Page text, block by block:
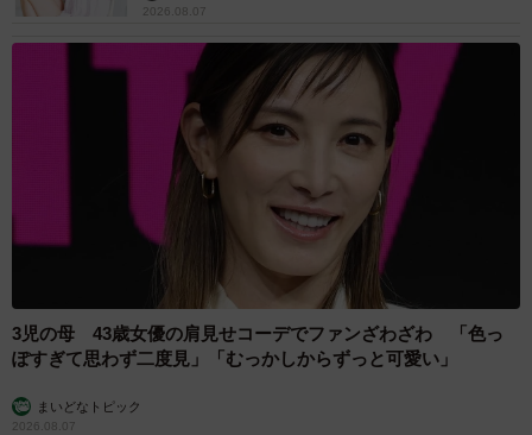
2026.08.07
3児の母 43歳女優の肩見せコーデでファンざわざわ 「色っ
ぽすぎて思わず二度見」「むっかしからずっと可愛い」
まいどなトピック
2026.08.07